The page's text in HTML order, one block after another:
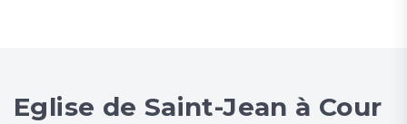
Eglise de Saint-Jean à Cour